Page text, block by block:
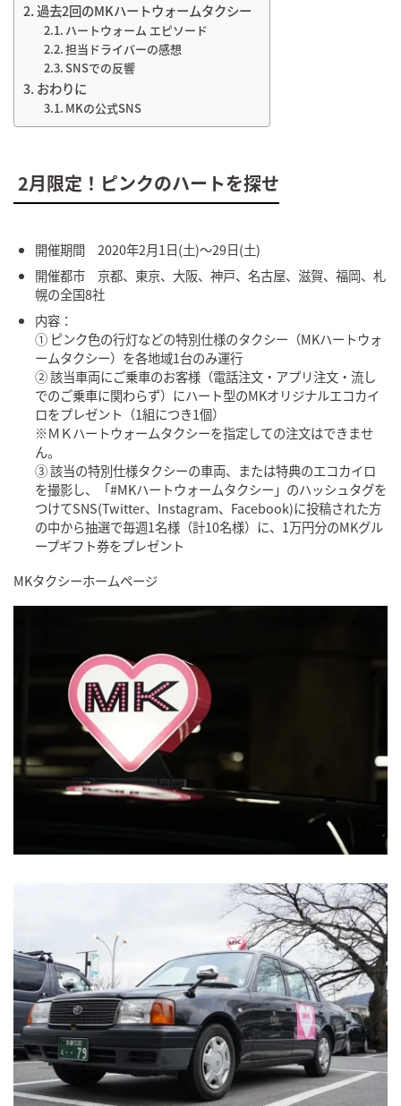
過去2回のMKハートウォームタクシー
ハートウォーム エピソード
担当ドライバーの感想
SNSでの反響
おわりに
MKの公式SNS
2月限定！ピンクのハートを探せ
開催期間 2020年2月1日(土)～29日(土)
開催都市 京都、東京、大阪、神戸、名古屋、滋賀、福岡、札
幌の全国8社
内容：
① ピンク色の行灯などの特別仕様のタクシー（MKハートウォ
ームタクシー）を各地域1台のみ運行
② 該当車両にご乗車のお客様（電話注文・アプリ注文・流し
でのご乗車に関わらず）にハート型のMKオリジナルエコカイ
ロをプレゼント（1組につき1個）
※ＭＫハートウォームタクシーを指定しての注文はできませ
ん。
③ 該当の特別仕様タクシーの車両、または特典のエコカイロ
を撮影し、「#MKハートウォームタクシー 」のハッシュタグを
つけてSNS(Twitter、Instagram、Facebook)に投稿された方
の中から抽選で毎週1名様（計10名様）に、1万円分のMKグル
ープギフト券をプレゼント
MKタクシーホームページ